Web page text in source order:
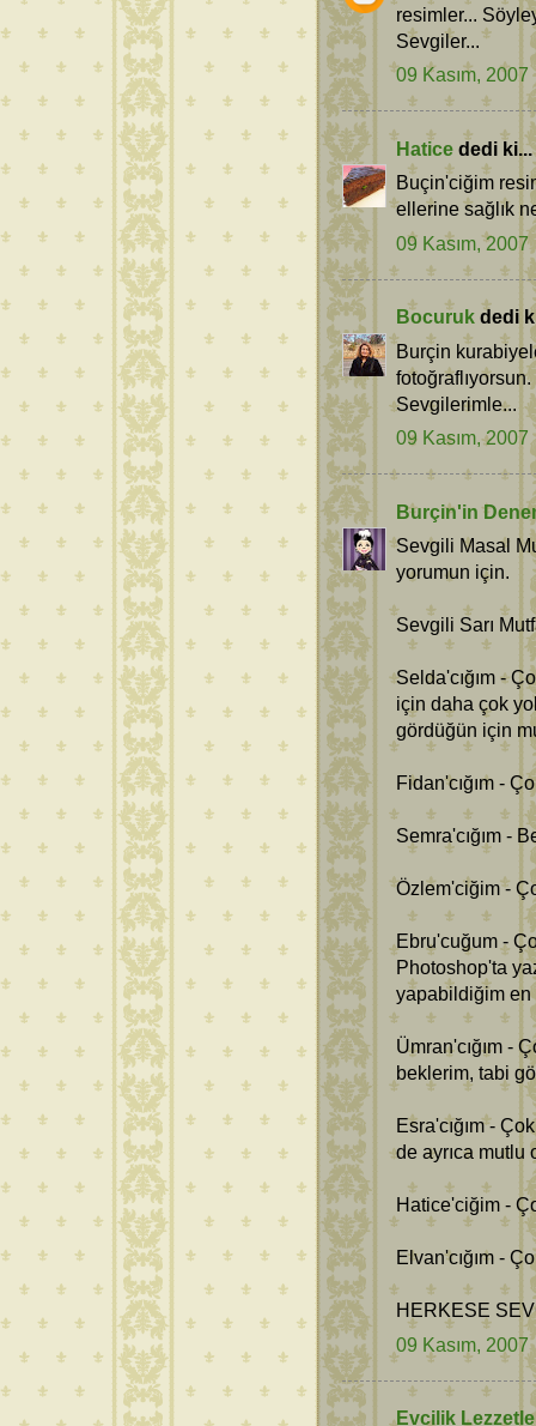
resimler...
Sevgiler...
09 Kasım, 2007
Hatice dedi ki...
Buçin'ciğim
ellerine sağlık
09 Kasım, 2007
Bocuruk dedi
Burçin
Sevgilerimle...
09 Kasım, 2007
Burçin'in
Sevgili Masal
yorumun için.
Sevgili Sarı
Selda'cığım -
için daha çok
gördüğün için
Fidan'cığım -
Semra'cığım -
Özlem'ciğim -
Ebru'cuğum -
Photoshop'ta
yapabildiğim en
Ümran'cığım -
beklerim, tabi
Esra'cığım -
de ayrıca mutlu
Hatice'ciğim -
Elvan'cığım -
HERKESE
09 Kasım, 2007
Evcilik